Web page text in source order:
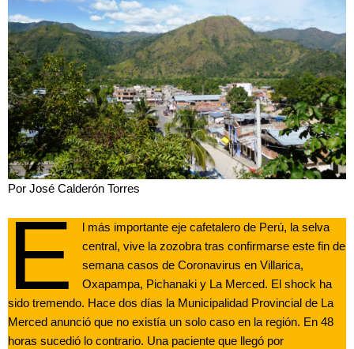
Por José Calderón Torres
E
l más importante eje cafetalero de Perú, la selva
central, vive la zozobra tras confirmarse este fin de
semana casos de Coronavirus en Villarica,
Oxapampa, Pichanaki y La Merced. El shock ha
sido tremendo. Hace dos días la Municipalidad Provincial de La
Merced anunció que no existía un solo caso en la región. En 48
horas sucedió lo contrario. Una paciente que llegó por